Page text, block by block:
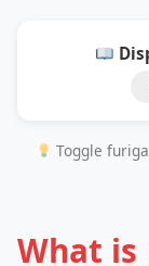
Toggle
What is